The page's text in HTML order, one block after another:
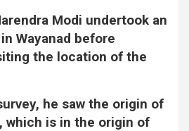
Modi undertook an
Wayanad before
the location of the
he saw the origin of
which is in the origin of